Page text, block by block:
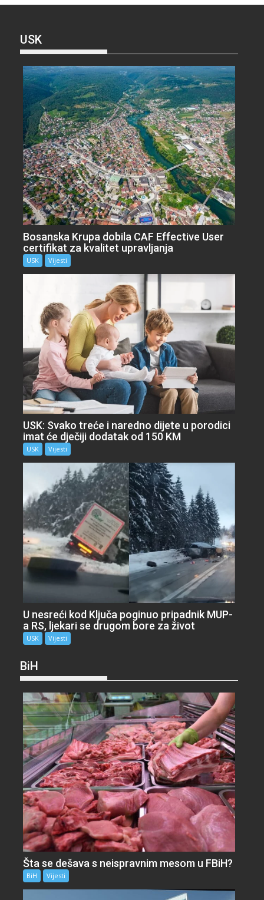
USK
Bosanska Krupa dobila CAF Effective User
certifikat za kvalitet upravljanja
USK Vijesti
USK: Svako treće i naredno dijete u porodici
imat će dječiji dodatak od 150 KM
USK Vijesti
U nesreći kod Ključa poginuo pripadnik MUP-
a RS, ljekari se drugom bore za život
USK Vijesti
BiH
Šta se dešava s neispravnim mesom u FBiH?
BiH Vijesti